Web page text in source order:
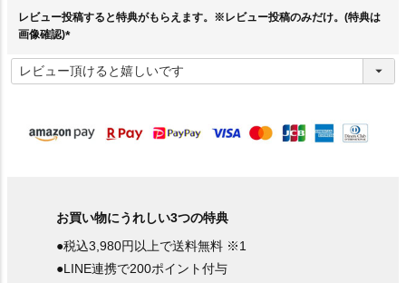
レビュー投稿すると特典がもらえます。※レビュー投稿のみだけ。(特典は
画像確認)
必
須
お買い物にうれしい3つの特典
●税込3,980円以上で送料無料 ※1
●LINE連携で200ポイント付与